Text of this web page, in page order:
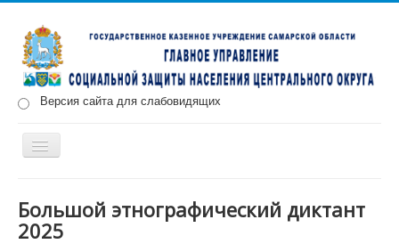
Версия сайта для слабовидящих
Включить/
Меры социальной поддержки
Большой этнографический диктант
2025